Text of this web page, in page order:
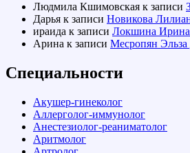
Людмила Кшимовская к записи
Дарья к записи Новикова
ираида к записи Локшина
Арина к записи Месропян Эльза
Специальности
Акушер-гинеколог
Аллерголог-иммунолог
Анестезиолог-реаниматолог
Аритмолог